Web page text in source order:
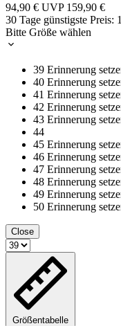
94,90 € UVP 159,90 €
30 Tage günstigste Preis:
Bitte Größe wählen
39 Erinnerung
40 Erinnerung
41 Erinnerung
42 Erinnerung
43 Erinnerung
44
45 Erinnerung
46 Erinnerung
47 Erinnerung
48 Erinnerung
49 Erinnerung
50 Erinnerung
Close
Größentabelle